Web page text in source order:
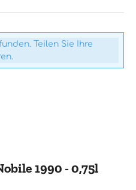
Teilen Sie Ihre
1990 - 0,75l